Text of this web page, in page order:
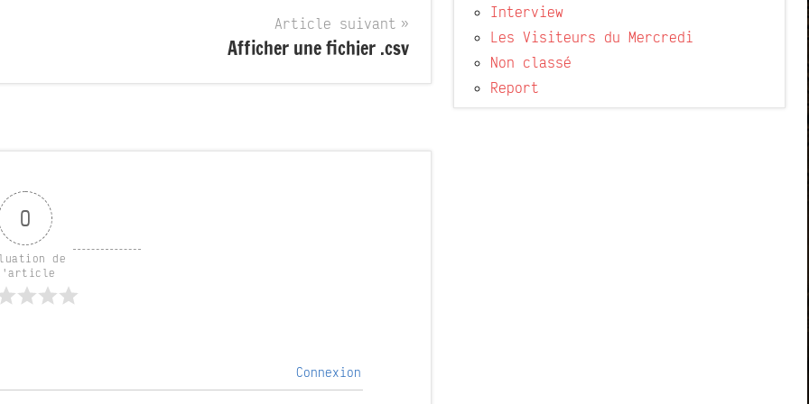
Article suivant
Afficher une fichier .csv
0
de
Connexion
Interview
Les Visiteurs du Mercredi
Non classé
Report